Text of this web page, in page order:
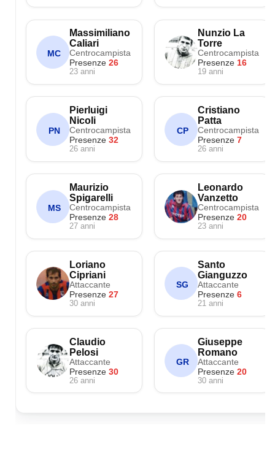
MC
Massimiliano
Caliari
Centrocampista
Presenze 26
23 anni
Nunzio La
Torre
Centrocampista
Presenze16
19 anni
PN
Pierluigi
Nicoli
Centrocampista
Presenze 32
26 anni
CP
Cristiano
Patta
Centrocampista
Presenze7
26 anni
MS
Maurizio
Spigarelli
Centrocampista
Presenze 28
27 anni
Leonardo
Vanzetto
Centrocampista
Presenze20
23 anni
Loriano
Cipriani
Attaccante
Presenze 27
30 anni
SG
Santo
Gianguzzo
Attaccante
Presenze6
21 anni
Claudio
Pelosi
Attaccante
Presenze 30
26 anni
GR
Giuseppe
Romano
Attaccante
Presenze20
30 anni